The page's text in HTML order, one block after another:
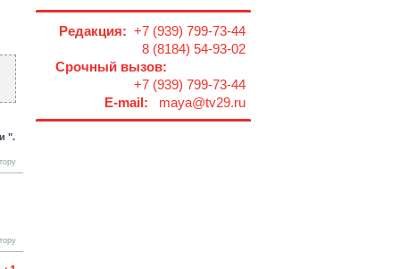
".
Редакция: +7 (939) 799-73-44
8 (8184) 54-93-02
Срочный вызов:
+7 (939) 799-73-44
E-mail: maya@tv29.ru